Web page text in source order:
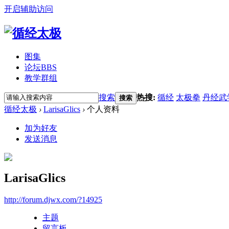
开启辅助访问
图集
论坛BBS
教学群组
搜索 搜索 热搜: 循经 太极拳 丹经武
循经太极 › LarisaGlics › 个人资料
加为好友
发送消息
LarisaGlics
http://forum.djwx.com/?14925
主题